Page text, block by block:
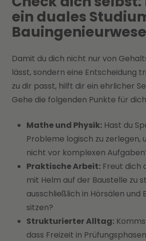
ein duales
Damit du dich nicht nur von
lässt, sondern eine Entscheidung
zu dir passt, hilft dir ein ehrlicher
Gehe die folgenden Punkte für
Mathe und Physik: Hast du
Probleme logisch zu zerlegen,
nicht vor komplexen
Praktische Arbeit: Freut dich
mit Helm auf der Baustelle zu
ausschließlich in Hörsälen und
sitzen?
Strukturierter Alltag:
dass Freizeit in